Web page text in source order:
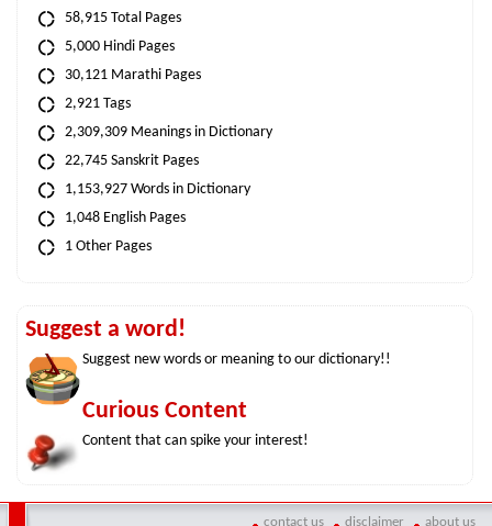
58,915 Total Pages
5,000 Hindi Pages
30,121 Marathi Pages
2,921 Tags
2,309,309 Meanings in Dictionary
22,745 Sanskrit Pages
1,153,927 Words in Dictionary
1,048 English Pages
1 Other Pages
Suggest a word!
Suggest new words or meaning to our dictionary!!
Curious Content
Content that can spike your interest!
contact us disclaimer about us